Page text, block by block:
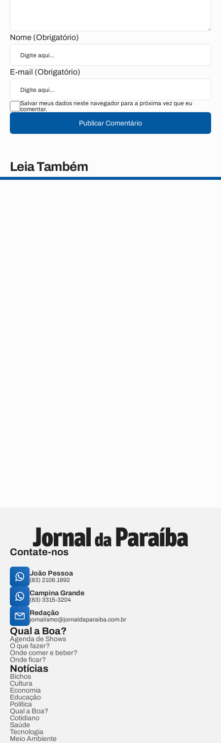
Nome (Obrigatório)
E-mail (Obrigatório)
Salvar meus dados neste navegador para a próxima vez que eu
comentar.
Publicar Comentário
Leia Também
Contate-nos
João Pessoa
(83) 2106.1892
Campina Grande
(83) 3315-3204
Redação
jornalismo@jornaldaparaiba.com.br
Qual a Boa?
Agenda de Shows
O que fazer?
Onde comer e beber?
Onde ficar?
Notícias
Bichos
Cultura
Economia
Educação
Política
Qual a Boa?
Cotidiano
Saúde
Tecnologia
Meio Ambiente